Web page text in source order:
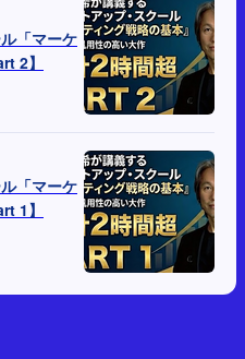
「マーケ
2】
「マーケ
1】